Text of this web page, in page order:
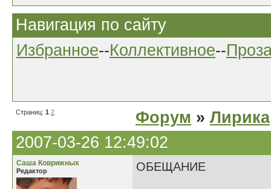
Навигация по сайту
Избранное--Коллективное--
Страниц: 1 2 Форум » Лирика
2007-03-26 12:49:02
Саша Коврижных
Редактор ОБЕЩАНИЕ